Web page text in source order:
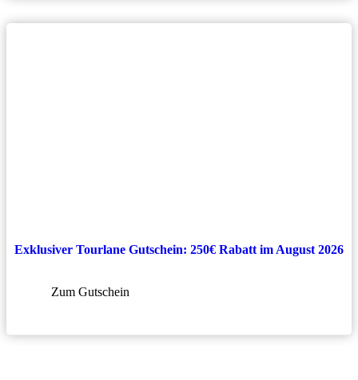
Exklusiver Tourlane Gutschein: 250€ Rabatt im August 2026
Zum Gutschein